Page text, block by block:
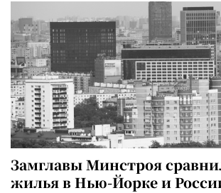
Замглавы Минстроя
жилья в Нью-Йорке и